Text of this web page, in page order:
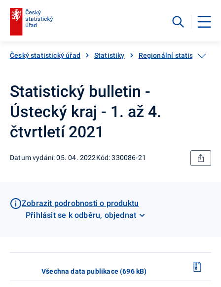
Český statistický úřad Statistiky Regionální statistiky
Statistický bulletin -
Ústecký kraj - 1. až 4.
čtvrtletí 2021
Datum vydání: 05. 04. 2022Kód: 330086-21
Zobrazit podrobnosti o produktu
Přihlásit se k odběru, objednat
Všechna data publikace (696 kB)